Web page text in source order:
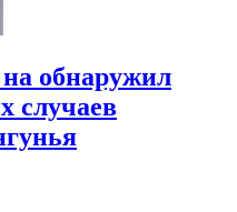
на обнаружил
случаев